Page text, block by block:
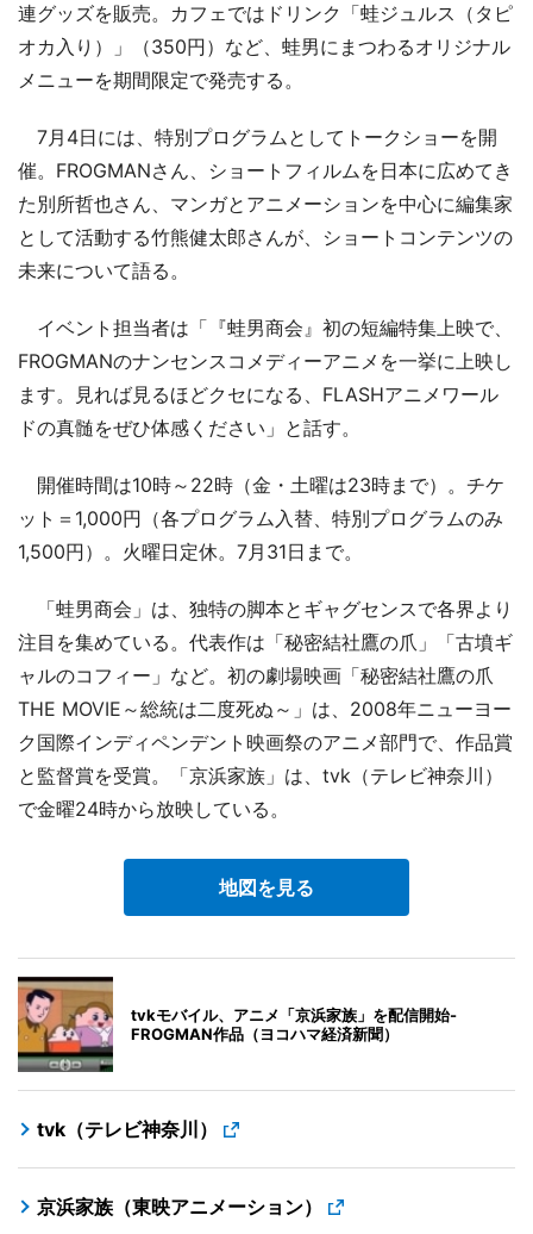
連グッズを販売。カフェではドリンク「蛙ジュルス（タピ
オカ入り）」（350円）など、蛙男にまつわるオリジナル
メニューを期間限定で発売する。
7月4日には、特別プログラムとしてトークショーを開
催。FROGMANさん、ショートフィルムを日本に広めてき
た別所哲也さん、マンガとアニメーションを中心に編集家
として活動する竹熊健太郎さんが、ショートコンテンツの
未来について語る。
イベント担当者は「『蛙男商会』初の短編特集上映で、
FROGMANのナンセンスコメディーアニメを一挙に上映し
ます。見れば見るほどクセになる、FLASHアニメワール
ドの真髄をぜひ体感ください」と話す。
開催時間は10時～22時（金・土曜は23時まで）。チケ
ット＝1,000円（各プログラム入替、特別プログラムのみ
1,500円）。火曜日定休。7月31日まで。
「蛙男商会」は、独特の脚本とギャグセンスで各界より
注目を集めている。代表作は「秘密結社鷹の爪」「古墳ギ
ャルのコフィー」など。初の劇場映画「秘密結社鷹の爪
THE MOVIE～総統は二度死ぬ～」は、2008年ニューヨー
ク国際インディペンデント映画祭のアニメ部門で、作品賞
と監督賞を受賞。「京浜家族」は、tvk（テレビ神奈川）
で金曜24時から放映している。
地図を見る
tvkモバイル、アニメ「京浜家族」を配信開始-
FROGMAN作品（ヨコハマ経済新聞）
tvk（テレビ神奈川）
京浜家族（東映アニメーション）